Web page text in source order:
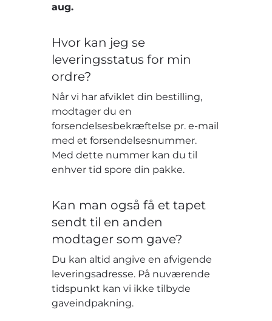
aug.
Hvor kan jeg se
leveringsstatus for min
ordre?
Når vi har afviklet din bestilling,
modtager du en
forsendelsesbekræftelse pr. e-mail
med et forsendelsesnummer.
Med dette nummer kan du til
enhver tid spore din pakke.
Kan man også få et tapet
sendt til en anden
modtager som gave?
Du kan altid angive en afvigende
leveringsadresse. På nuværende
tidspunkt kan vi ikke tilbyde
gaveindpakning.